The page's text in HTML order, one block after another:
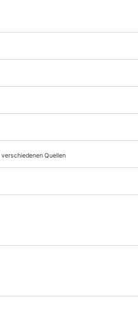
Zugang zur
zum ePaper
Lesegenuss auf
nutzen